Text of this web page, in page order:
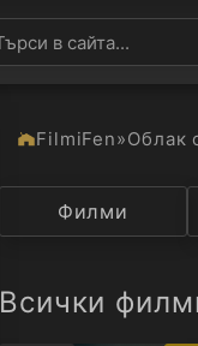
FilmiFen»Облак
Категория
Филми
Всички